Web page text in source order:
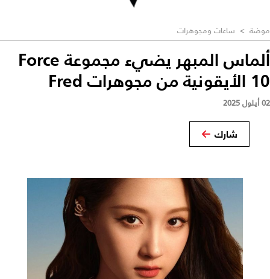
موضة > ساعات ومجوهرات
ألماس المبهر يضيء مجموعة Force
10 الأيقونية من مجوهرات Fred
02 أيلول 2025
شارك